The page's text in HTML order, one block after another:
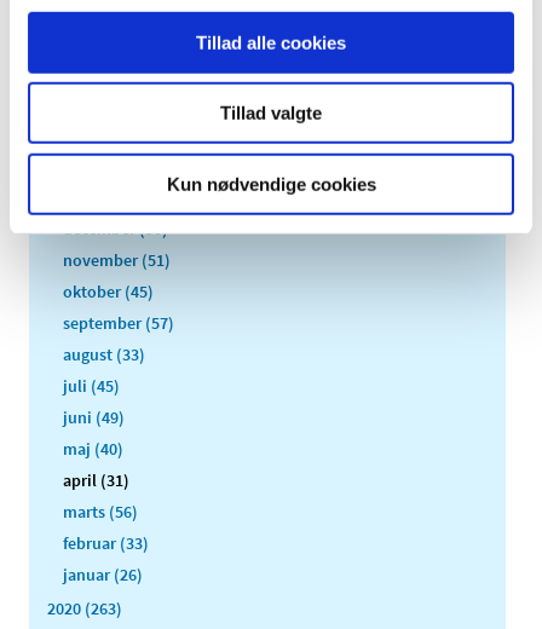
Tillad alle cookies
Tillad valgte
Kun nødvendige cookies
2022 (197)
december (50)
november (51)
oktober (45)
september (57)
august (33)
juli (45)
juni (49)
maj (40)
april (31)
marts (56)
februar (33)
januar (26)
2020 (263)